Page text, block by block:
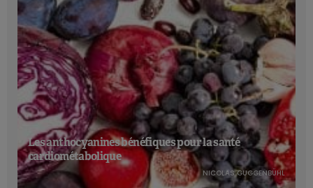
Les anthocyanines bénéfiques pour la santé
cardiométabolique
NICOLAS GUGGENBÜHL